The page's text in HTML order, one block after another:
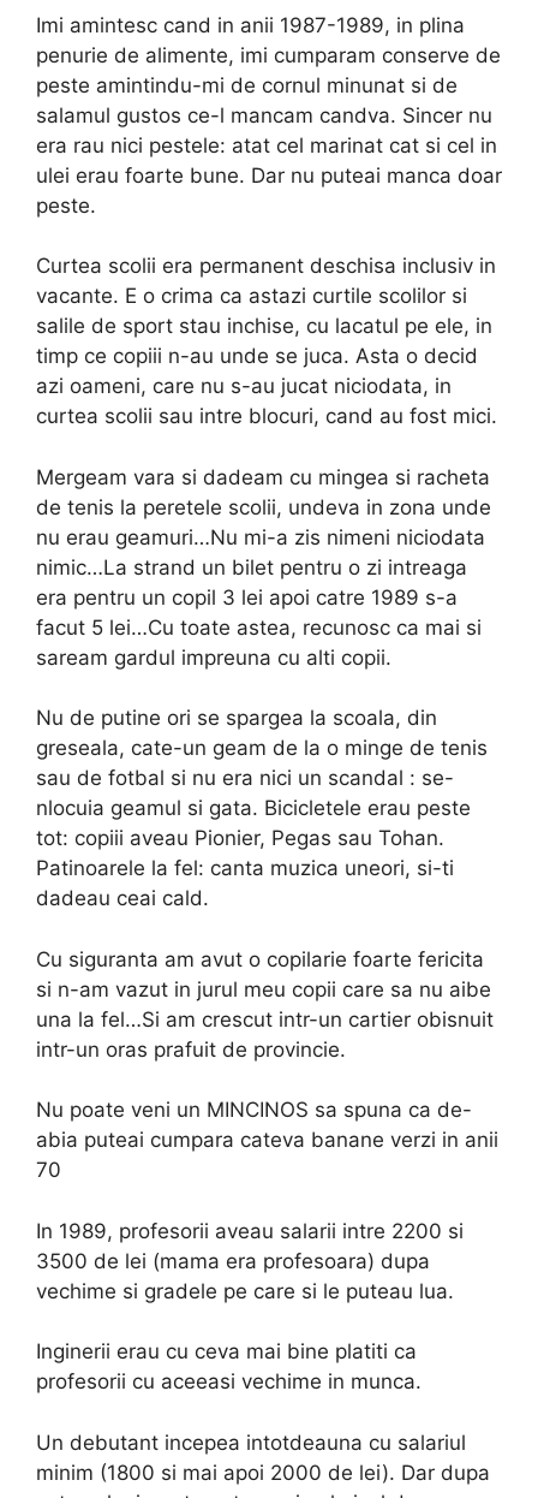
Imi amintesc cand in anii 1987-1989, in plina
penurie de alimente, imi cumparam conserve de
peste amintindu-mi de cornul minunat si de
salamul gustos ce-l mancam candva. Sincer nu
era rau nici pestele: atat cel marinat cat si cel in
ulei erau foarte bune. Dar nu puteai manca doar
peste.
Curtea scolii era permanent deschisa inclusiv in
vacante. E o crima ca astazi curtile scolilor si
salile de sport stau inchise, cu lacatul pe ele, in
timp ce copiii n-au unde se juca. Asta o decid
azi oameni, care nu s-au jucat niciodata, in
curtea scolii sau intre blocuri, cand au fost mici.
Mergeam vara si dadeam cu mingea si racheta
de tenis la peretele scolii, undeva in zona unde
nu erau geamuri…Nu mi-a zis nimeni niciodata
nimic…La strand un bilet pentru o zi intreaga
era pentru un copil 3 lei apoi catre 1989 s-a
facut 5 lei…Cu toate astea, recunosc ca mai si
saream gardul impreuna cu alti copii.
Nu de putine ori se spargea la scoala, din
greseala, cate-un geam de la o minge de tenis
sau de fotbal si nu era nici un scandal : se-
nlocuia geamul si gata. Bicicletele erau peste
tot: copiii aveau Pionier, Pegas sau Tohan.
Patinoarele la fel: canta muzica uneori, si-ti
dadeau ceai cald.
Cu siguranta am avut o copilarie foarte fericita
si n-am vazut in jurul meu copii care sa nu aibe
una la fel…Si am crescut intr-un cartier obisnuit
intr-un oras prafuit de provincie.
Nu poate veni un MINCINOS sa spuna ca de-
abia puteai cumpara cateva banane verzi in anii
70
In 1989, profesorii aveau salarii intre 2200 si
3500 de lei (mama era profesoara) dupa
vechime si gradele pe care si le puteau lua.
Inginerii erau cu ceva mai bine platiti ca
profesorii cu aceeasi vechime in munca.
Un debutant incepea intotdeauna cu salariul
minim (1800 si mai apoi 2000 de lei). Dar dupa